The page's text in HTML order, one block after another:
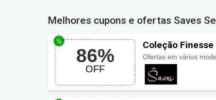
Melhores cupons e ofertas Saves
86%
OFF
Coleção
Ofertas em vários